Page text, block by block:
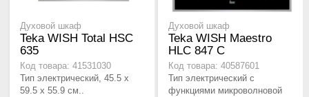
Духовой шкаф
Teka WISH Total HSC
635
Код товара: 41531030
Тип электрический, 45.5 х
59.5 x 55.9 см..
Духовой шкаф
Teka WISH Maestro
HLC 847 C
Код товара: 40587601
Тип электрический с
функциями микроволновой